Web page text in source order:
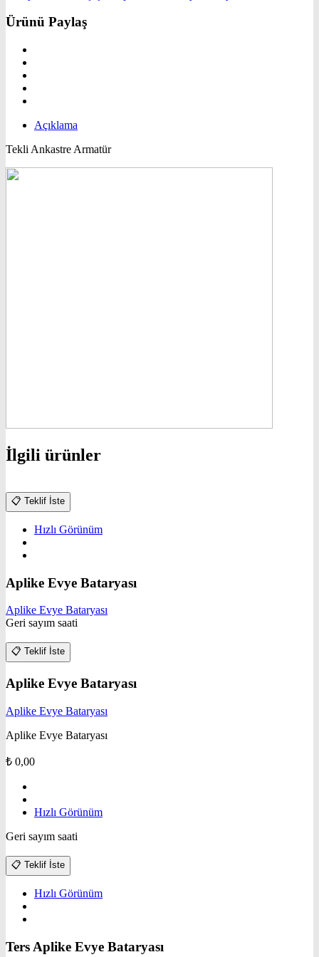
Ürünü Paylaş
Açıklama
Tekli Ankastre Armatür
İlgili ürünler
📋 Teklif İste
Hızlı Görünüm
Aplike Evye Bataryası
Aplike Evye Bataryası
Geri sayım saati
📋 Teklif İste
Aplike Evye Bataryası
Aplike Evye Bataryası
Aplike Evye Bataryası
₺ 0,00
Hızlı Görünüm
Geri sayım saati
📋 Teklif İste
Hızlı Görünüm
Ters Aplike Evye Bataryası